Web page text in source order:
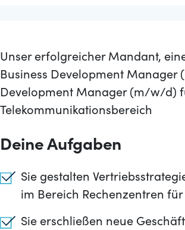
Unser erfolgreicher Mandant,
Business Development Manager
Development Manager (m/w/d)
Telekommunikationsbereich
Deine Aufgaben
Sie gestalten
im Bereich Rechenzentren
Sie erschließen neue